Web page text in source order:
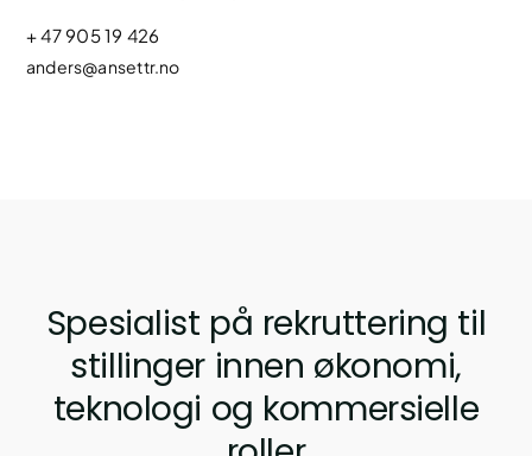
+ 47 905 19 426
anders@ansettr.no
Spesialist på rekruttering til
stillinger innen økonomi,
teknologi og kommersielle